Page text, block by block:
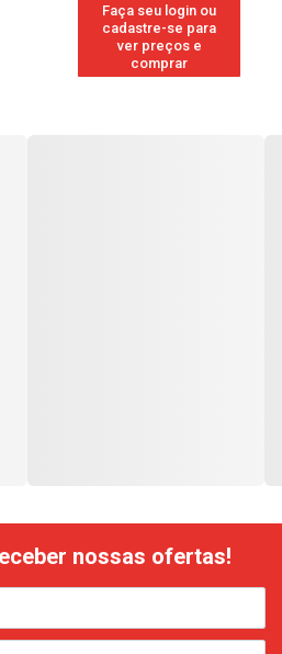
Faça seu login ou
cadastre-se para
ver preços e
comprar
nossas ofertas!